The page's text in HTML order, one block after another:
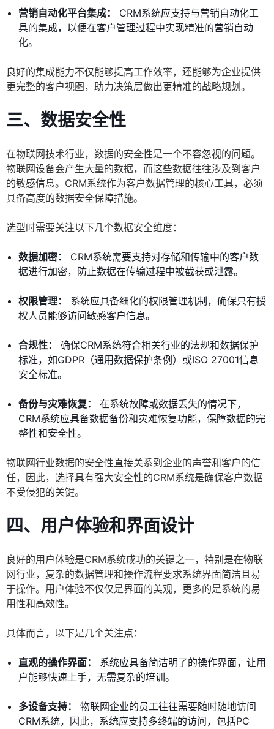
营销自动化平台集成：
CRM系统应支持与营销自动化工
具的集成，以便在客户管理过程中实现精准的营销自动
化。
良好的集成能力不仅能够提高工作效率，还能够为企业提供
更完整的客户视图，助力决策层做出更精准的战略规划。
三、数据安全性
在物联网技术行业，数据的安全性是一个不容忽视的问题。
物联网设备会产生大量的数据，而这些数据往往涉及到客户
的敏感信息。CRM系统作为客户数据管理的核心工具，必须
具备高度的数据安全保障措施。
选型时需要关注以下几个数据安全维度：
数据加密：
CRM系统需要支持对存储和传输中的客户数
据进行加密，防止数据在传输过程中被截获或泄露。
权限管理：
系统应具备细化的权限管理机制，确保只有授
权人员能够访问敏感客户信息。
合规性：
确保CRM系统符合相关行业的法规和数据保护
标准，如GDPR（通用数据保护条例）或ISO 27001信息
安全标准。
备份与灾难恢复：
在系统故障或数据丢失的情况下，
CRM系统应具备数据备份和灾难恢复功能，保障数据的完
整性和安全性。
物联网行业数据的安全性直接关系到企业的声誉和客户的信
任，因此，选择具有强大安全性的CRM系统是确保客户数据
不受侵犯的关键。
四、用户体验和界面设计
良好的用户体验是CRM系统成功的关键之一，特别是在物联
网行业，复杂的数据管理和操作流程要求系统界面简洁且易
于操作。用户体验不仅仅是界面的美观，更多的是系统的易
用性和高效性。
具体而言，以下是几个关注点：
直观的操作界面：
系统应具备简洁明了的操作界面，让用
户能够快速上手，无需复杂的培训。
多设备支持：
物联网企业的员工往往需要随时随地访问
CRM系统，因此，系统应支持多终端的访问，包括PC